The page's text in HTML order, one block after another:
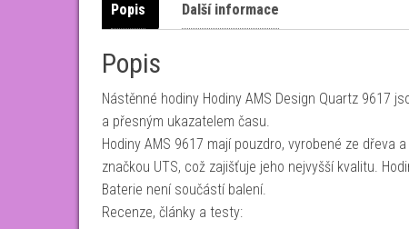
Popis Další informace
Popis
Nástěnné hodiny Hodiny AMS Design Quartz 9617
a přesným ukazatelem času.
Hodiny AMS 9617 mají pouzdro, vyrobené ze
značkou UTS, což zajišťuje jeho nejvyšší kvalitu.
Baterie není součástí balení.
Recenze, články a testy: